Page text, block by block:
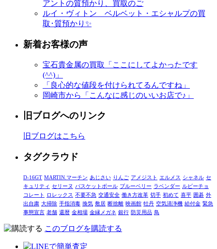
アントの質預かり、買取のご
ルイ・ヴィトン ベルベット・エシャルプの買
取･質預かり✨
新着お客様の声
宝石貴金属の買取「ここにしてよかったです
(^^)」
「良心的な値段を付けられてるんですね」
岡崎市から「こんなに感じのいいお店で♪」
旧ブログへのリンク
旧ブログはこちら
タグクラウド
D-16GT MARTIN.マーチン あじさい りんご アメジスト エルメス シャネル セ
キュリティ セリーヌ バスケットボール ブルーベリー ラベンダー ルビーチョ
コレート
ロレックス 不要不急 交通安全 働き方改革 切手 初めて 喜平 囲碁 外
出自粛 大掃除 手指消毒 換気 敷居 断捨離 映画館 牡丹 空気清浄機 給付金 緊急
事態宣言 老舗 還暦 金相場 金縁メガネ 銀行 防災用品 鳥
このブログを購読する